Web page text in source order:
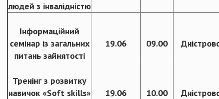
людей з інвалідністю
Інформаційний
семінар із загальних
питань зайнятості
19.06 09.00
Тренінг з розвитку
навичок «Soft skills»
19.06 10.00